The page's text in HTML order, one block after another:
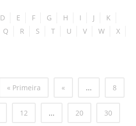
D E F G H I J
K
Q R S T U V W
X
« Primeira « ... 8
12 ... 20 30